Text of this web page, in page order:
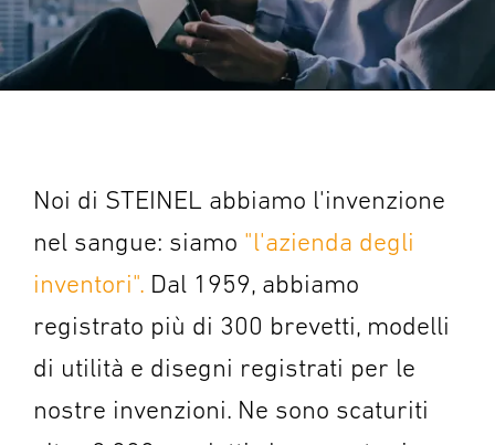
Noi di STEINEL abbiamo l'invenzione
nel sangue: siamo "l'azienda degli
inventori". Dal 1959, abbiamo
registrato più di 300 brevetti, modelli
di utilità e disegni registrati per le
nostre invenzioni. Ne sono scaturiti